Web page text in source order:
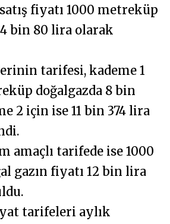
fiyatı 1000 metreküp
bin 80 lira olarak
tarifesi, kademe 1
doğalgazda 8 bin
2 için ise 11 bin 374 lira
amaçlı tarifede ise 1000
gazın fiyatı 12 bin lira
tarifeleri aylık